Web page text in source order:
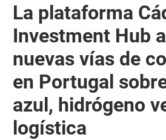
La plataforma
Investment Hub
nuevas vías de
en Portugal
azul, hidrógeno
logística